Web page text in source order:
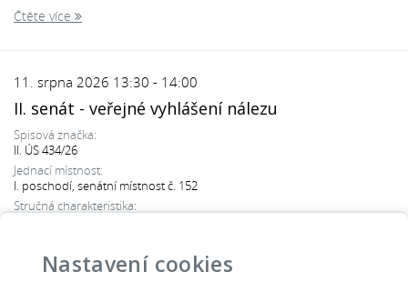
Nastavení cookies
Čtěte více
11. srpna 2026 13:30 - 14:00
II. senát - veřejné vyhlášení nálezu
Spisová značka:
II. ÚS 434/26
Jednací místnost:
I. poschodí, senátní místnost č. 152
Stručná charakteristika:
veřejné vyhlášení nálezu